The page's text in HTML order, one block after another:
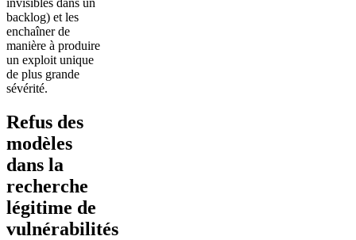
backlog) et les
enchaîner de
manière à produire
un exploit unique
de plus grande
sévérité.
Refus des
modèles
dans la
recherche
légitime de
vulnérabilités